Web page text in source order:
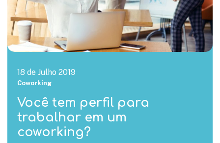
18 de Julho 2019
Coworking
Você tem perfil para
trabalhar em um
coworking?